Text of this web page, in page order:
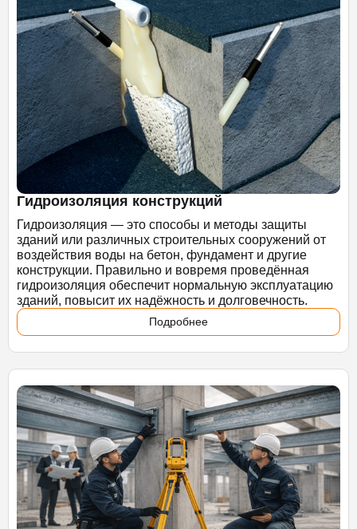
Гидроизоляция конструкций
Гидроизоляция — это способы и методы защиты
зданий или различных строительных сооружений от
воздействия воды на бетон, фундамент и другие
конструкции. Правильно и вовремя проведённая
гидроизоляция обеспечит нормальную эксплуатацию
зданий, повысит их надёжность и долговечность.
Подробнее